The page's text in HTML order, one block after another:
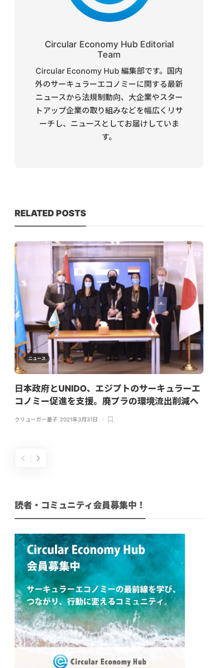
Circular Economy Hub Editorial
Team
Circular Economy Hub 編集部です。国内
外のサーキュラーエコノミーに関する最新
ニュースから法規制動向、大企業やスター
トアップ企業の取り組みなどを幅広くリサ
ーチし、ニュースとしてお届けしていま
す。
RELATED POSTS
ニュース
日本政府とUNIDO、エジプトのサーキュラーエ
コノミー促進を支援。廃プラの環境流出削減へ
クリューガー量子 2021年3月31日
読者・コミュニティ会員募集中！